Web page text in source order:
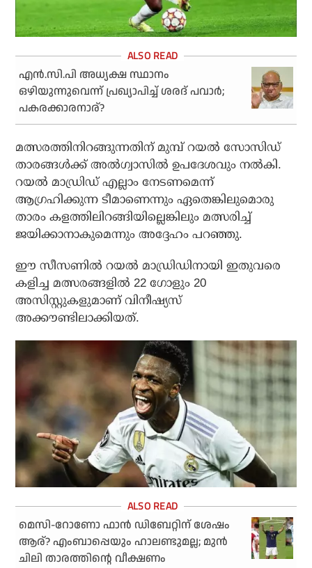
എന്‍.സി.പി അധ്യക്ഷ സ്ഥാനം
ഒഴിയുന്നുവെന്ന് പ്രഖ്യാപിച്ച് ശരദ് പവാര്‍;
പകരക്കാരനാര്?
മത്സരത്തിനിറങ്ങുന്നതിന് മുമ്പ് റയല്‍ സോസിഡ്
താരങ്ങള്‍ക്ക് അല്‍ഗ്വാസില്‍ ഉപദേശവും നല്‍കി.
റയല്‍ മാഡ്രിഡ് എല്ലാം നേടണമെന്ന്
ആഗ്രഹിക്കുന്ന ടീമാണെന്നും ഏതെങ്കിലുമൊരു
താരം കളത്തിലിറങ്ങിയില്ലെങ്കിലും മത്സരിച്ച്
ജയിക്കാനാകുമെന്നും അദ്ദേഹം പറഞ്ഞു.
ഈ സീസണില്‍ റയല്‍ മാഡ്രിഡിനായി ഇതുവരെ
കളിച്ച മത്സരങ്ങളില്‍ 22 ഗോളും 20
അസിസ്റ്റുകളുമാണ് വിനീഷ്യസ്
അക്കൗണ്ടിലാക്കിയത്.
മെസി-റോണോ ഫാന്‍ ഡിബേറ്റിന് ശേഷം
ആര്? എംബാപ്പെയും ഹാലണ്ടുമല്ല; മുന്‍
ചിലി താരത്തിന്റെ വീക്ഷണം